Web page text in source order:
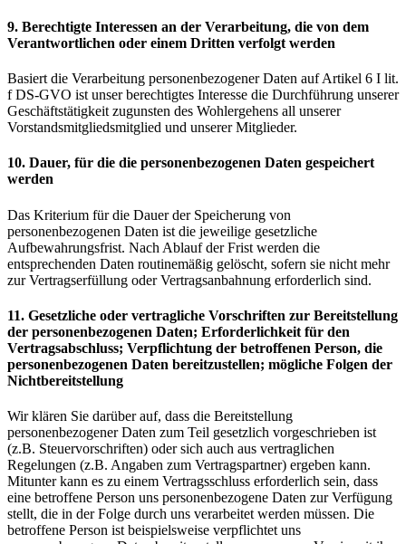
9. Berechtigte Interessen an der Verarbeitung, die von dem
Verantwortlichen oder einem Dritten verfolgt werden
Basiert die Verarbeitung personenbezogener Daten auf Artikel 6 I lit.
f DS-GVO ist unser berechtigtes Interesse die Durchführung unserer
Geschäftstätigkeit zugunsten des Wohlergehens all unserer
Vorstandsmitgliedsmitglied und unserer Mitglieder.
10. Dauer, für die die personenbezogenen Daten gespeichert
werden
Das Kriterium für die Dauer der Speicherung von
personenbezogenen Daten ist die jeweilige gesetzliche
Aufbewahrungsfrist. Nach Ablauf der Frist werden die
entsprechenden Daten routinemäßig gelöscht, sofern sie nicht mehr
zur Vertragserfüllung oder Vertragsanbahnung erforderlich sind.
11. Gesetzliche oder vertragliche Vorschriften zur Bereitstellung
der personenbezogenen Daten; Erforderlichkeit für den
Vertragsabschluss; Verpflichtung der betroffenen Person, die
personenbezogenen Daten bereitzustellen; mögliche Folgen der
Nichtbereitstellung
Wir klären Sie darüber auf, dass die Bereitstellung
personenbezogener Daten zum Teil gesetzlich vorgeschrieben ist
(z.B. Steuervorschriften) oder sich auch aus vertraglichen
Regelungen (z.B. Angaben zum Vertragspartner) ergeben kann.
Mitunter kann es zu einem Vertragsschluss erforderlich sein, dass
eine betroffene Person uns personenbezogene Daten zur Verfügung
stellt, die in der Folge durch uns verarbeitet werden müssen. Die
betroffene Person ist beispielsweise verpflichtet uns